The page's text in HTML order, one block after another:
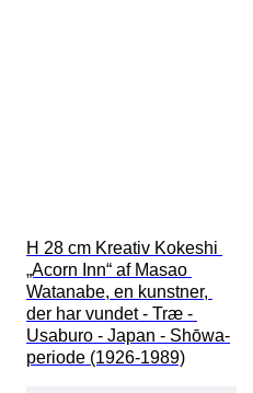
H 28 cm Kreativ Kokeshi
„Acorn Inn“ af Masao
Watanabe, en kunstner,
der har vundet - Træ -
Usaburo - Japan - Shōwa-
periode (1926-1989)